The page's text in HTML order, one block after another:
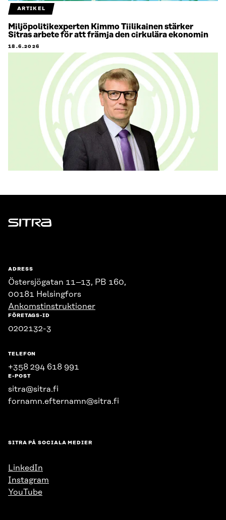
ARTIKEL
Miljöpolitikexperten Kimmo Tiilikainen stärker
Sitras arbete för att främja den cirkulära ekonomin
18.6.2026
Sitra
ADRESS
Östersjögatan 11–13, PB 160,
00181 Helsingfors
Ankomstinstruktioner
FÖRETAGS-ID
0202132-3
TELEFON
+358 294 618 991
E-POST
sitra@sitra.fi
fornamn.efternamn@sitra.fi
SITRA PÅ SOCIALA MEDIER
LinkedIn
Instagram
YouTube